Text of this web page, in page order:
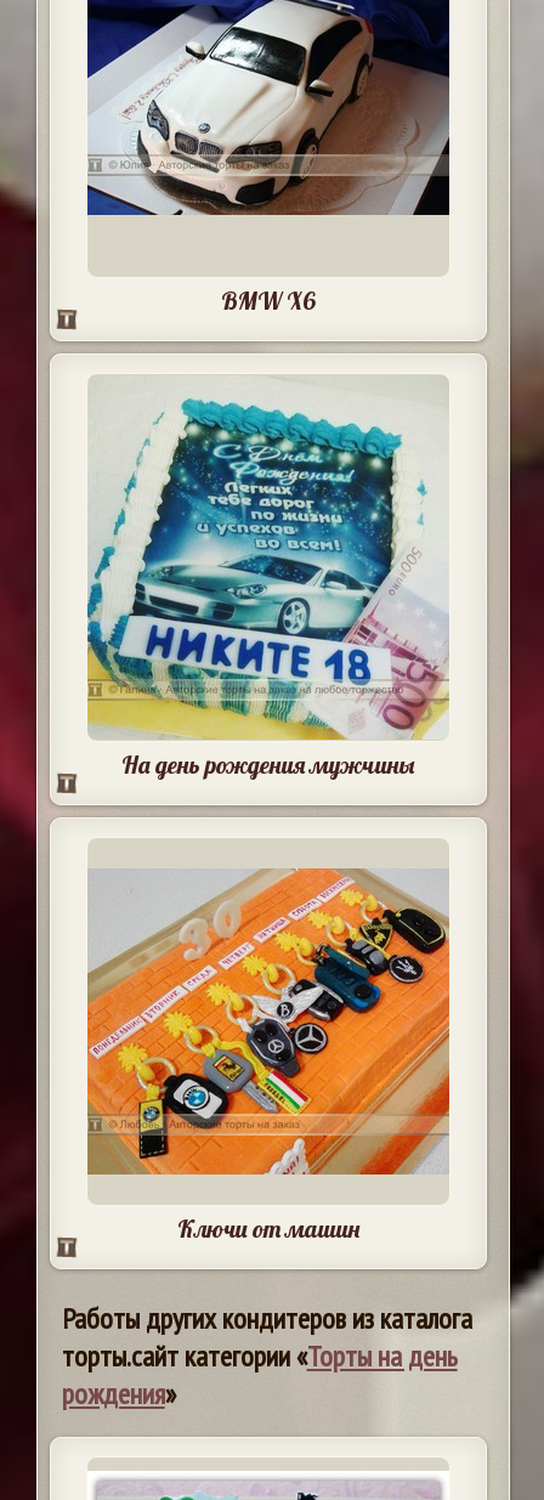
BMW X6
На день рождения мужчины
Ключи от машин
Работы других кондитеров из каталога
торты.сайт категории «Торты на день
рождения»